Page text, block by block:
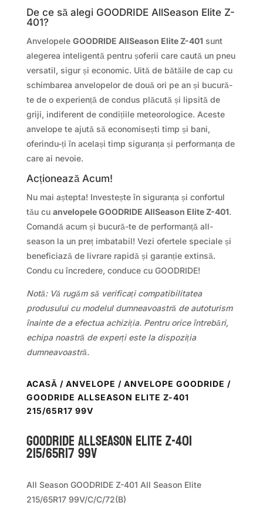
De ce să alegi GOODRIDE AllSeason Elite Z-
401?
Anvelopele GOODRIDE AllSeason Elite Z-401 sunt
alegerea inteligentă pentru șoferii care caută un pneu
versatil, sigur și economic. Uită de bătăile de cap cu
schimbarea anvelopelor de două ori pe an și bucură-
te de o experiență de condus plăcută și lipsită de
griji, indiferent de condițiile meteorologice. Aceste
anvelope te ajută să economisești timp și bani,
oferindu-ți în același timp siguranța și performanța de
care ai nevoie.
Acționează Acum!
Nu mai aștepta! Investește în siguranța și confortul
tău cu anvelopele GOODRIDE AllSeason Elite Z-401.
Comandă acum și bucură-te de performanță all-
season la un preț imbatabil! Vezi ofertele speciale și
beneficiază de livrare rapidă și garanție extinsă.
Condu cu încredere, conduce cu GOODRIDE!
Notă: Vă rugăm să verificați compatibilitatea
produsului cu modelul dumneavoastră de autoturism
înainte de a efectua achiziția. Pentru orice întrebări,
echipa noastră de experți este la dispoziția
dumneavoastră.
ACASĂ / ANVELOPE / ANVELOPE GOODRIDE /
GOODRIDE ALLSEASON ELITE Z-401
215/65R17 99V
GOODRIDE ALLSEASON ELITE Z-401
215/65R17 99V
All Season GOODRIDE Z-401 All Season Elite
215/65R17 99V/C/C/72(B)